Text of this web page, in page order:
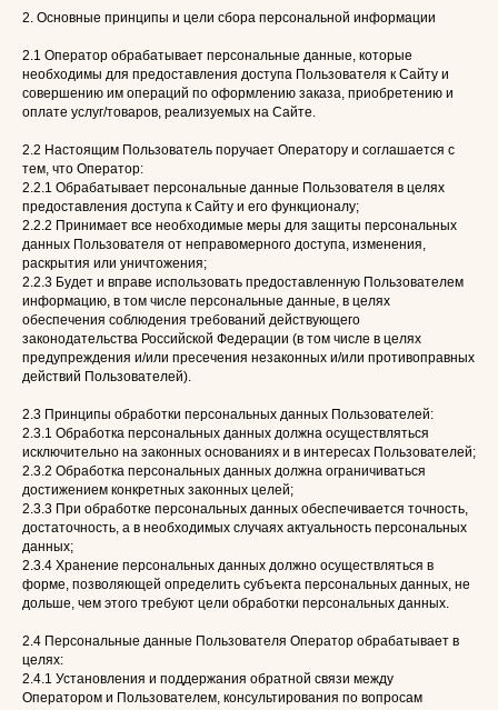
2. Основные принципы и цели сбора персональной информации
2.1 Оператор обрабатывает персональные данные, которые
необходимы для предоставления доступа Пользователя к Сайту и
совершению им операций по оформлению заказа, приобретению и
оплате услуг/товаров, реализуемых на Сайте.
2.2 Настоящим Пользователь поручает Оператору и соглашается с
тем, что Оператор:
2.2.1 Обрабатывает персональные данные Пользователя в целях
предоставления доступа к Сайту и его функционалу;
2.2.2 Принимает все необходимые меры для защиты персональных
данных Пользователя от неправомерного доступа, изменения,
раскрытия или уничтожения;
2.2.3 Будет и вправе использовать предоставленную Пользователем
информацию, в том числе персональные данные, в целях
обеспечения соблюдения требований действующего
законодательства Российской Федерации (в том числе в целях
предупреждения и/или пресечения незаконных и/или противоправных
действий Пользователей).
2.3 Принципы обработки персональных данных Пользователей:
2.3.1 Обработка персональных данных должна осуществляться
исключительно на законных основаниях и в интересах Пользователей;
2.3.2 Обработка персональных данных должна ограничиваться
достижением конкретных законных целей;
2.3.3 При обработке персональных данных обеспечивается точность,
достаточность, а в необходимых случаях актуальность персональных
данных;
2.3.4 Хранение персональных данных должно осуществляться в
форме, позволяющей определить субъекта персональных данных, не
дольше, чем этого требуют цели обработки персональных данных.
2.4 Персональные данные Пользователя Оператор обрабатывает в
целях:
2.4.1 Установления и поддержания обратной связи между
Оператором и Пользователем, консультирования по вопросам